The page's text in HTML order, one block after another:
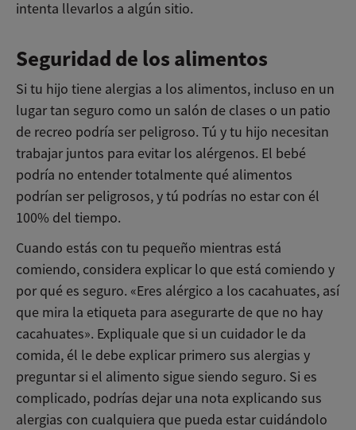
intenta llevarlos a algún sitio.
Seguridad de los alimentos
Si tu hijo tiene alergias a los alimentos, incluso en un
lugar tan seguro como un salón de clases o un patio
de recreo podría ser peligroso. Tú y tu hijo necesitan
trabajar juntos para evitar los alérgenos. El bebé
podría no entender totalmente qué alimentos
podrían ser peligrosos, y tú podrías no estar con él
100% del tiempo.
Cuando estás con tu pequeño mientras está
comiendo, considera explicar lo que está comiendo y
por qué es seguro. «Eres alérgico a los cacahuates, así
que mira la etiqueta para asegurarte de que no hay
cacahuates». Expliquale que si un cuidador le da
comida, él le debe explicar primero sus alergias y
preguntar si el alimento sigue siendo seguro. Si es
complicado, podrías dejar una nota explicando sus
alergias con cualquiera que pueda estar cuidándolo